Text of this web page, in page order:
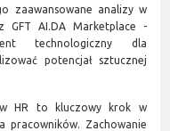
zaawansowane analizy w
GFT AI.DA Marketplace -
technologiczny dla
potencjał sztucznej
w HR to kluczowy krok w
pracowników. Zachowanie